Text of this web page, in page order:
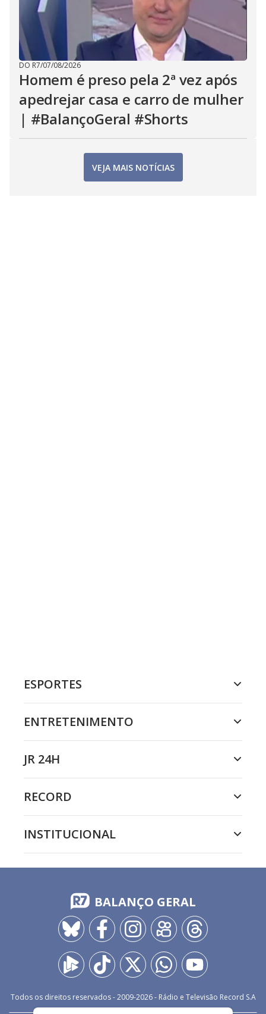
DO R7/07/08/2026
Homem é preso pela 2ª vez após
apedrejar casa e carro de mulher
| #BalançoGeral #Shorts
VEJA MAIS NOTÍCIAS
ESPORTES
ENTRETENIMENTO
JR 24H
RECORD
INSTITUCIONAL
BALANÇO GERAL
Todos os direitos reservados - 2009-2026- Rádio e Televisão Record S.A